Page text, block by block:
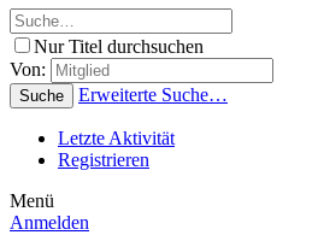
Nur Titel durchsuchen
Von:
Suche Erweiterte Suche…
Letzte Aktivität
Registrieren
Menü
Anmelden